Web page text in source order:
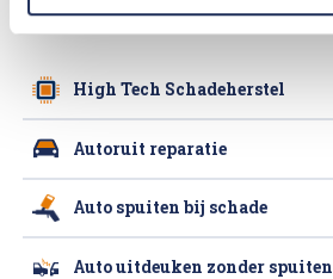
High Tech Schadeherstel
Autoruit reparatie
Auto spuiten bij schade
Auto uitdeuken zonder spuiten